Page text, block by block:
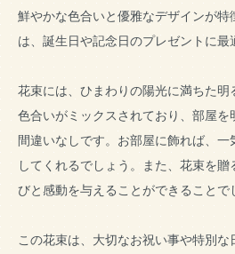
鮮やかな色合いと優雅なデザインが特
は、誕生日や記念日のプレゼントに最
花束には、ひまわりの陽光に満ちた
色合いがミックスされており、部屋を
間違いなしです。お部屋に飾れば、
してくれるでしょう。また、花束を
びと感動を与えることができることで
この花束は、大切なお祝い事や特別